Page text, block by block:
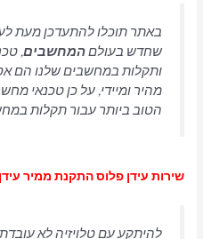
באתר תוכלו להתעדכן מעת
שחדש בעולםהמחשבים,
ותקלות במחשבים שלנו הם
מהיר ומיידי, על כן טכנאי
הטוב ביותר עבור תקלות
שירות עידן פלוס התקנת ממיר
להיתקע עם טלויזיה לא